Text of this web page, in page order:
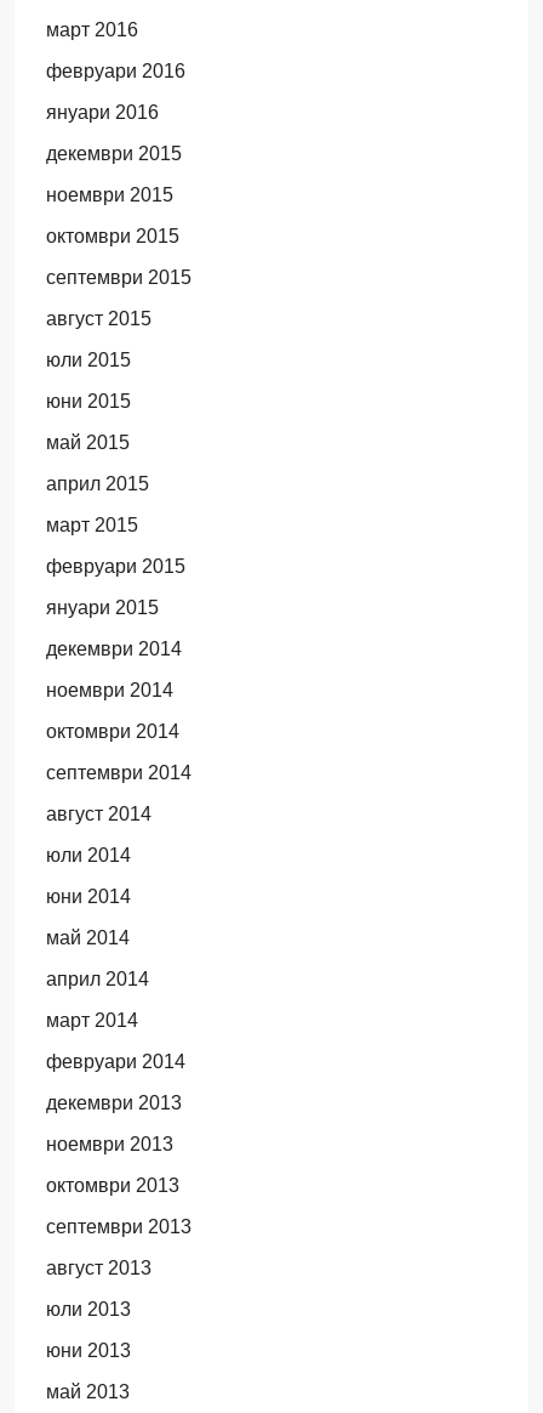
март 2016
февруари 2016
януари 2016
декември 2015
ноември 2015
октомври 2015
септември 2015
август 2015
юли 2015
юни 2015
май 2015
април 2015
март 2015
февруари 2015
януари 2015
декември 2014
ноември 2014
октомври 2014
септември 2014
август 2014
юли 2014
юни 2014
май 2014
април 2014
март 2014
февруари 2014
декември 2013
ноември 2013
октомври 2013
септември 2013
август 2013
юли 2013
юни 2013
май 2013